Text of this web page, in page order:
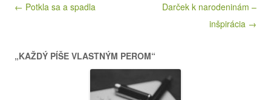
Post navigation
← Potkla sa a spadla
Darček k narodeninám –
inšpirácia →
„KAŽDÝ PÍŠE VLASTNÝM PEROM“